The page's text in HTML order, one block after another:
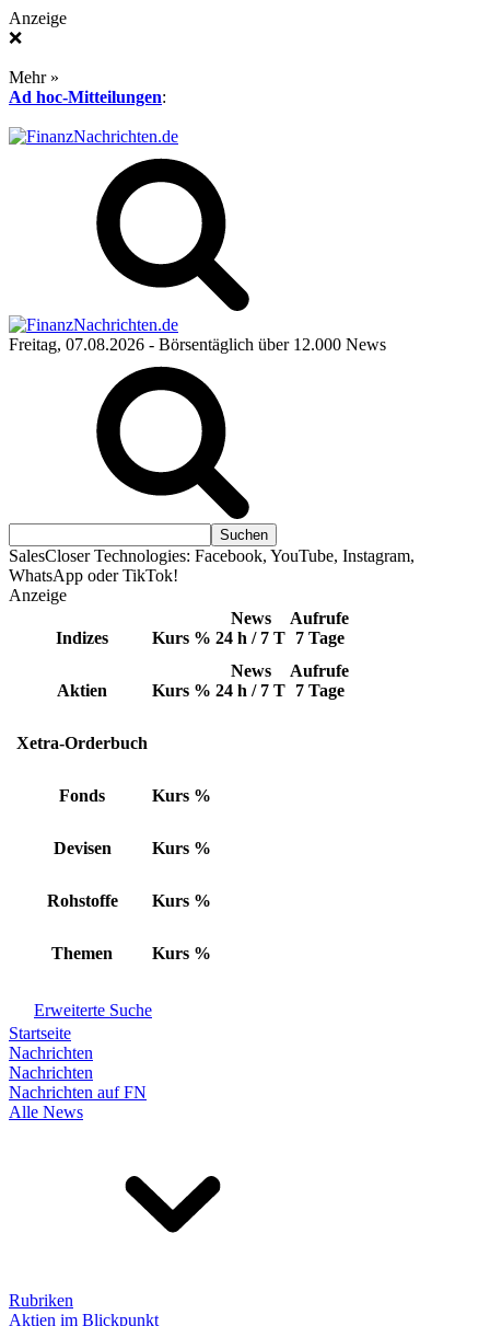
Anzeige
❌
Mehr »
Ad hoc-Mitteilungen:
Freitag, 07.08.2026 - Börsentäglich über 12.000 News
SalesCloser Technologies: Facebook, YouTube, Instagram,
WhatsApp oder TikTok!
Anzeige
Indizes Kurs %
News
24 h / 7 T
Aufrufe
7 Tage
Aktien Kurs %
News
24 h / 7 T
Aufrufe
7 Tage
Xetra-Orderbuch
Fonds Kurs %
Devisen Kurs %
Rohstoffe Kurs %
Themen Kurs %
Erweiterte Suche
Startseite
Nachrichten
Nachrichten
Nachrichten auf FN
Alle News
Rubriken
Aktien im Blickpunkt